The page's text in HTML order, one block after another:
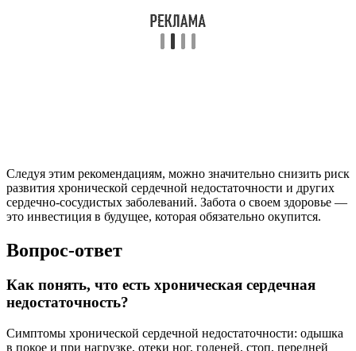
Следуя этим рекомендациям, можно значительно снизить риск
развития хронической сердечной недостаточности и других
сердечно-сосудистых заболеваний. Забота о своем здоровье —
это инвестиция в будущее, которая обязательно окупится.
Вопрос-ответ
Как понять, что есть хроническая сердечная
недостаточность?
Симптомы хронической сердечной недостаточности: одышка
в покое и при нагрузке, отеки ног, голеней, стоп, передней